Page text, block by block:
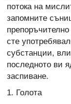
потока на
запомните
сте
субстанции,
последното ви
заспиване.
1. Голота